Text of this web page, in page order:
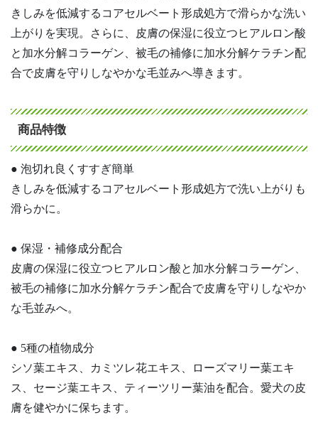
きしみを低減するコアセルベート形成処方で滑らかな洗い
上がりを実現。さらに、皮膚の保湿に役立つヒアルロン酸
と加水分解コラーゲン、被毛の補修に加水分解ケラチン配
合で皮膚を守りしなやかな毛並みへ導きます。
商品特徴
● 泡切れ良くすすぎ簡単
きしみを低減するコアセルベート形成処方で洗い上がりも
滑らかに。
● 保湿・補修成分配合
皮膚の保湿に役立つヒアルロン酸と加水分解コラーゲン、
被毛の補修に加水分解ケラチン配合で皮膚を守りしなやか
な毛並みへ。
● 5種の植物成分
シソ葉エキス、カミツレ花エキス、ローズマリー葉エキ
ス、セージ葉エキス、ティーツリー葉油を配合。愛犬の皮
膚を健やかに保ちます。